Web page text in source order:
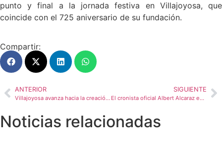
punto y final a la jornada festiva en Villajoyosa, que
coincide con el 725 aniversario de su fundación.
Compartir:
ANTERIOR
Villajoyosa avanza hacia la creación de la Entidad de Gestión y Modernización del Parc Empresarial con el respaldo del ayuntamiento y el sector empresarial
SIGUIENTE
El cronista oficial Albert Alcaraz expone el contenido y la aplicación de la Carta Pobla en una charla conmemorativa del 725 aniversario de la fundación de la ciudad
Noticias relacionadas